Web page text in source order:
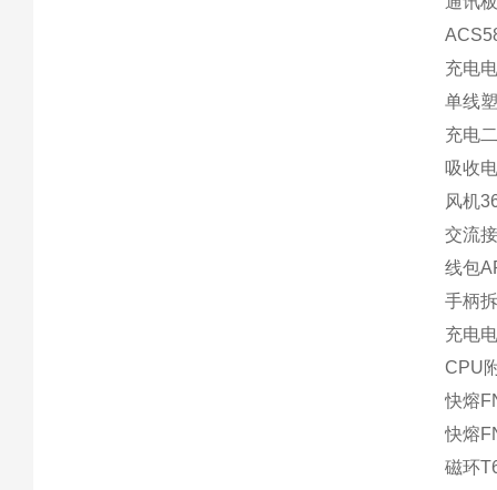
充电
单线
充电
吸收
风机
交流
线包
手柄
充电
CPU
快熔
快熔
磁环